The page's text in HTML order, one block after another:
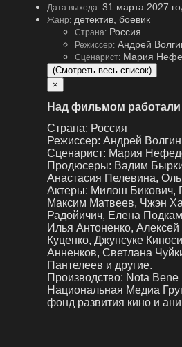
Дата выхода: 31 марта 2027
Жанр: детектив, боевик
Страна: Россия
Режиссер: Андрей
Сценарист: Мария
(Смотреть весь список)
×
Над фильмом работали
Страна: Россия
Режиссер: Андрей Волгин
Сценарист: Мария
Продюсеры: Вадим
Анастасия Пелевина,
Актеры: Милош Бикович,
Максим Матвеев, Чжэн
Радойичич, Елена
Илья Антоненко,
Куценко, Джунсуке
Анненков, Светлана
Пантелеев и другие.
Производство: Nota Bene
Национальная Медиа
фонд развития кино и